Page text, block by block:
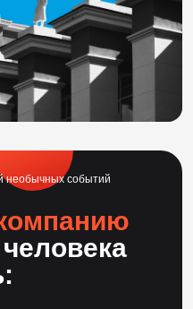
необычных событий